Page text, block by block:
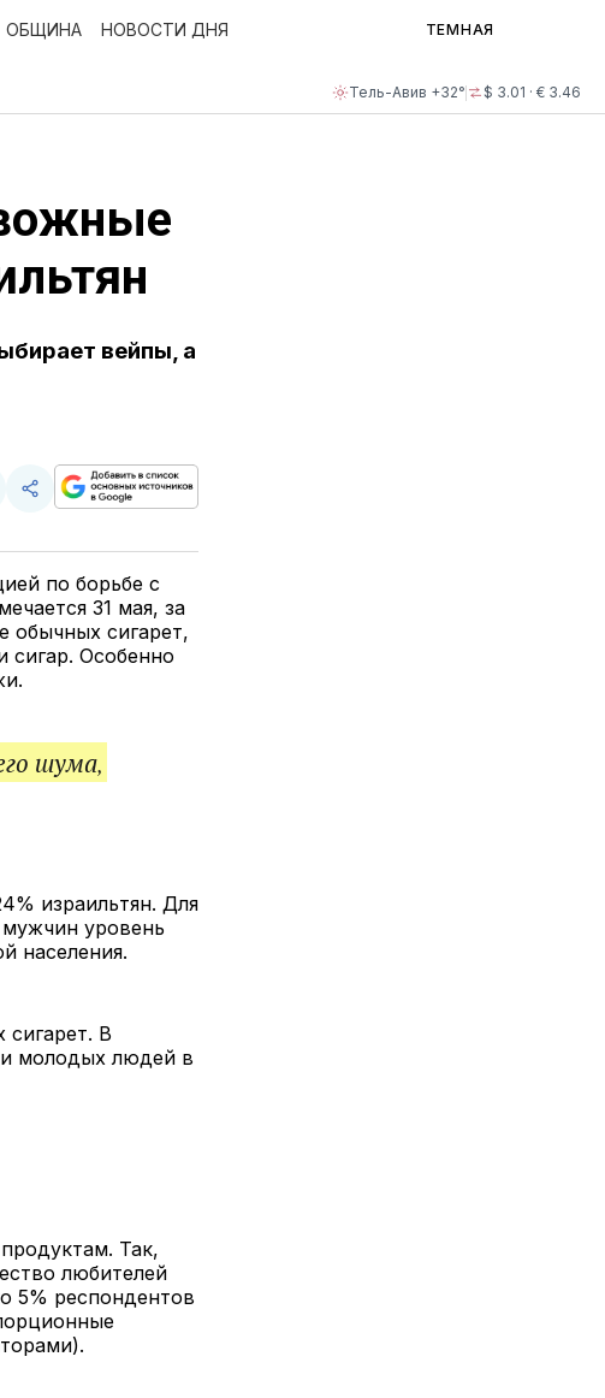
Тель-Авив +32° $ 3.01 · € 3.46
ОБЩИНА НОВОСТИ ДНЯ ТЕМНАЯ
вейпы, а
Скопируйте
поделитесь
ссылкой
по борьбе с
31 мая, за
обычных сигарет,
сигар. Особенно
шума,
израильтян. Для
мужчин уровень
населения.
В
молодых людей в
Так,
любителей
5% респондентов